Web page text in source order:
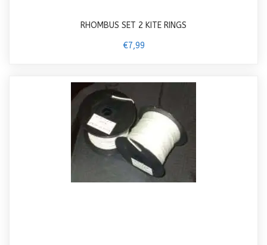
RHOMBUS SET 2 KITE RINGS
€7,99